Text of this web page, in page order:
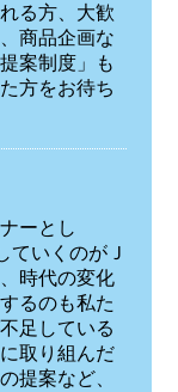
る方、大歓
商品企画な
案制度」も
方をお待ち
ーとし
ていくのがＪ
時代の変化
るのも私た
足している
取り組んだ
提案など、